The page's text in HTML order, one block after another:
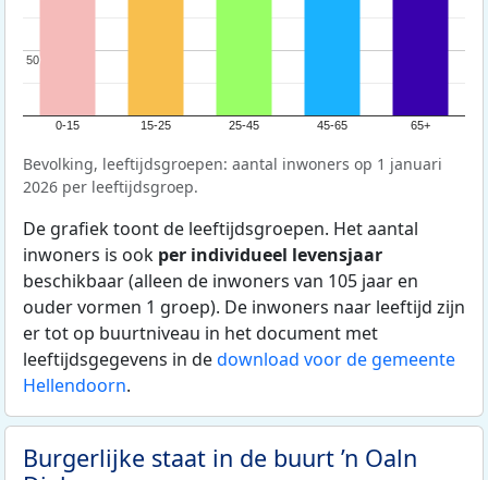
0-15 15-25 25-45 45-65 65+
50
50
Bevolking, leeftijdsgroepen: aantal inwoners op 1 januari
2026 per leeftijdsgroep.
De grafiek toont de leeftijdsgroepen. Het aantal
inwoners is ook per individueel levensjaar
beschikbaar (alleen de inwoners van 105 jaar en
ouder vormen 1 groep). De inwoners naar leeftijd zijn
er tot op buurtniveau in het document met
leeftijdsgegevens in dedownload voor de gemeente
Hellendoorn.
Burgerlijke staat in de buurt ’n Oaln